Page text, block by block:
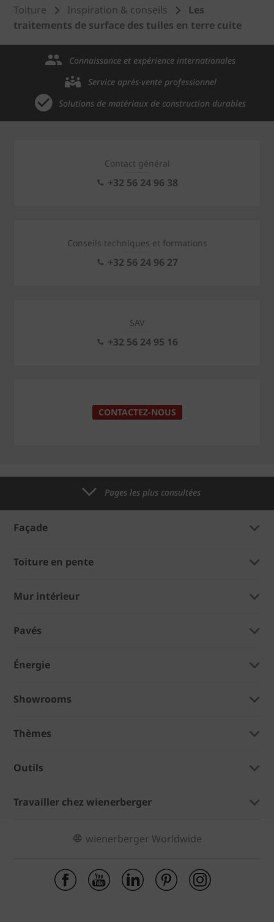
Toiture Inspiration & conseils
Les
traitements de surface des tuiles en terre cuite
Connaissance et expérience internationales
Service après-vente professionnel
Solutions de matériaux de construction durables
Contact général
+32 56 24 96 38
Conseils techniques et formations
+32 56 24 96 27
SAV
+32 56 24 95 16
CONTACTEZ-NOUS
Pages les plus consultées
Façade
Toiture en pente
Mur intérieur
Pavés
Énergie
Showrooms
Thèmes
Outils
Travailler chez wienerberger
wienerberger Worldwide